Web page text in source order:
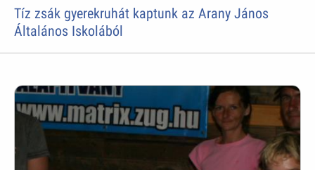
Tíz zsák gyerekruhát kaptunk az Arany János
Általános Iskolából